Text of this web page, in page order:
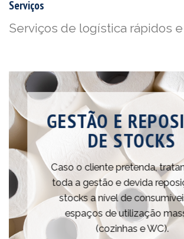
Serviços
Serviços de logística rápidos
GESTÃO E
DE STOCKS
Caso o cliente pretenda,
toda a gestão e devida
stocks a nível de
espaços de utilização
(cozinhas e WC).